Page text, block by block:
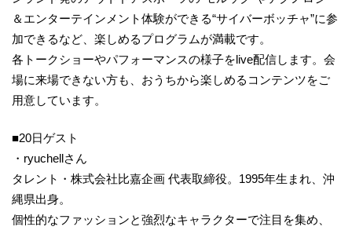
＆エンターテインメント体験ができる“サイバーボッチャ”に参
加できるなど、楽しめるプログラムが満載です。
各トークショーやパフォーマンスの様子をlive配信します。会
場に来場できない方も、おうちから楽しめるコンテンツをご
用意しています。
■20日ゲスト
・ryuchellさん
タレント・株式会社比嘉企画 代表取締役。1995年生まれ、沖
縄県出身。
個性的なファッションと強烈なキャラクターで注目を集め、